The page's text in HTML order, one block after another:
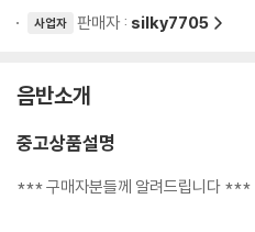
사업자 판매자 : silky7705
음반소개
중고상품설명
*** 구매자분들께 알려드립니다 ***